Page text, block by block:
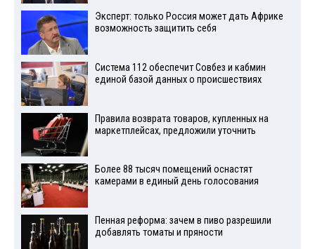
Эксперт: только Россия может дать Африке
возможность защитить себя
Система 112 обеспечит Совбез и кабмин
единой базой данных о происшествиях
Правила возврата товаров, купленных на
маркетплейсах, предложили уточнить
Более 88 тысяч помещений оснастят
камерами в единый день голосования
Пенная реформа: зачем в пиво разрешили
добавлять томаты и пряности